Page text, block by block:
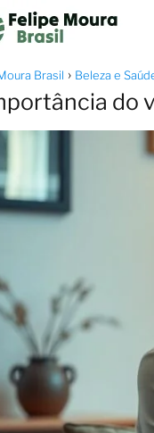
Brasil Beleza e
do